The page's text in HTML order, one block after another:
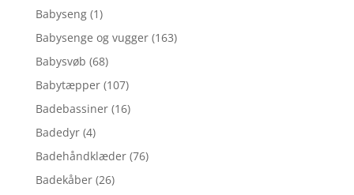
Babyseng (1)
Babysenge og vugger (163)
Babysvøb (68)
Babytæpper (107)
Badebassiner (16)
Badedyr (4)
Badehåndklæder (76)
Badekåber (26)